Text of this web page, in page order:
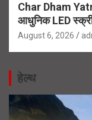
Char Dham
आधुनिक LED
August 6, 2026
हेल्थ